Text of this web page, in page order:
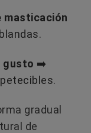
masticación
gusto ➡️
gradual
de